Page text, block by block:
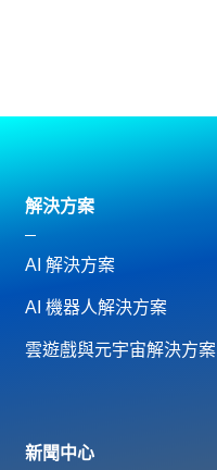
解決方案
AI 解決方案
AI 機器人解決方案
雲遊戲與元宇宙解決方案
新聞中心